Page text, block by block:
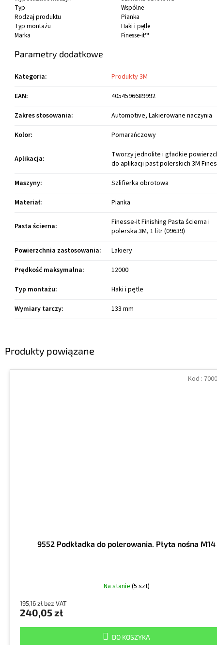
Produkty powiązane
9552 Podkładka do polerowania. Płyta nośna M14
Na stanie (5 szt)
195,16 zł bez VAT
240,05 zł
DO KOSZYKA
Kod :
Typ
Wspólne
Rodzaj produktu
Pianka
Typ montażu
Haki i pętle
Marka
Finesse-it™
Parametry dodatkowe
Kategoria:
Produkty 3M
EAN:
4054596689992
Zakres stosowania:
Automotive, Lakierowane naczynia
Kolor: Pomarańczowy
Aplikacja:
Tworzy jednolite i gładkie
do aplikacji past polerskich 3M
Maszyny:
Szlifierka obrotowa
Materiał: Pianka
Pasta ścierna:
Finesse-it Finishing Pasta ścierna i
polerska 3M, 1 litr (09639)
Powierzchnia zastosowania:
Lakiery
Prędkość maksymalna:
12000
Typ montażu:
Haki i pętle
Wymiary tarczy: 133 mm